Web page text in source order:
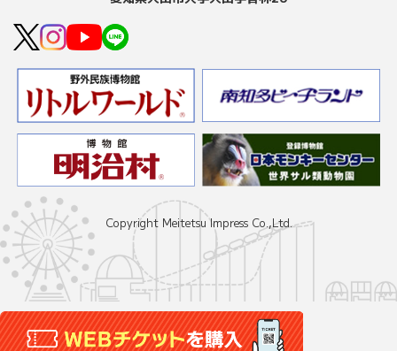
Copyright Meitetsu Impress Co.,Ltd.